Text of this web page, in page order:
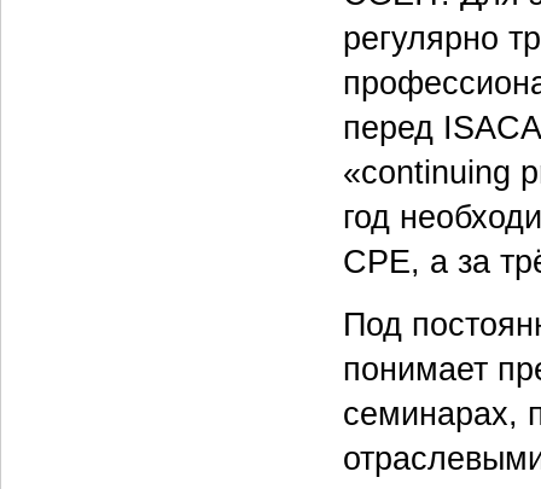
регулярно
перед
«continuing
год
CPE, а за
Под
понимает
семинарах,